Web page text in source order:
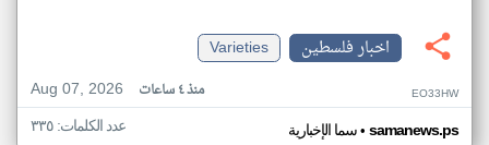
اخبار فلسطين
Varieties
Aug 07, 2026
منذ ٤ ساعات EO33HW
سما الإخبارية• samanews.ps عدد الكلمات: ٣٣٥